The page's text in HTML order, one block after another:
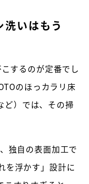
いはもう
するのが定番でし
のほっカラリ床
ど）では、その掃
独自の表面加工で
を浮かす」設計に